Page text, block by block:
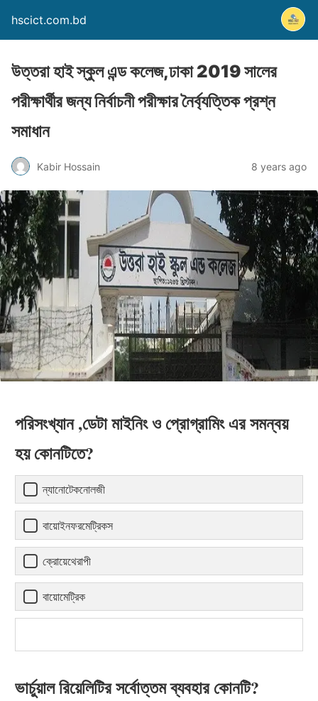
hscict.com.bd
উত্তরা হাই স্কুল এন্ড কলেজ,ঢাকা 2019 সালের
পরীক্ষার্থীর জন্য নির্বাচনী পরীক্ষার নৈর্ব্যত্তিক প্রশ্ন
সমাধান
Kabir Hossain 8 years ago
পরিসংখ্যান ,ডেটা মাইনিং ও প্রোগ্রামিং এর সমন্বয়
হয় কোনটিতে?
ন্যানোটেকনোলজী
বায়োইনফরমেট্রিকস
ক্রোয়েথেরাপী
বায়োমেট্রিক
ভার্চুয়াল রিয়েলিটির সর্বোত্তম ব্যবহার কোনটি?